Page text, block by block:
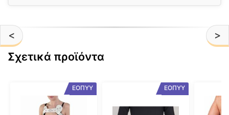
< >
Σχετικά προϊόντα
ΕΟΠΥΥ
προϊόν
ΕΟΠΥΥ
προϊόν
προϊόν